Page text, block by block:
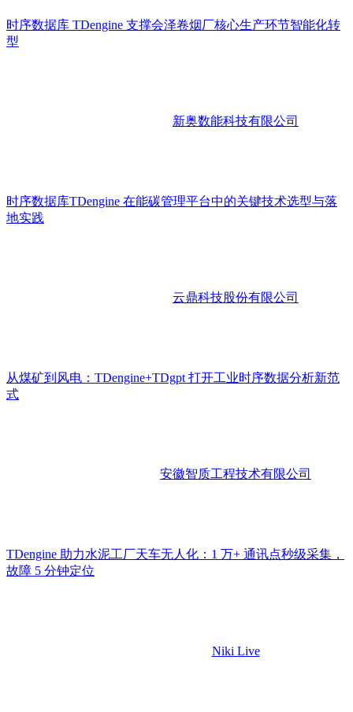
时序数据库 TDengine 支撑会泽卷烟厂核心生产环节智能化转
型
新奥数能科技有限公司
时序数据库TDengine 在能碳管理平台中的关键技术选型与落
地实践
云鼎科技股份有限公司
从煤矿到风电：TDengine+TDgpt 打开工业时序数据分析新范
式
安徽智质工程技术有限公司
TDengine 助力水泥工厂天车无人化：1 万+ 通讯点秒级采集，
故障 5 分钟定位
Niki Live